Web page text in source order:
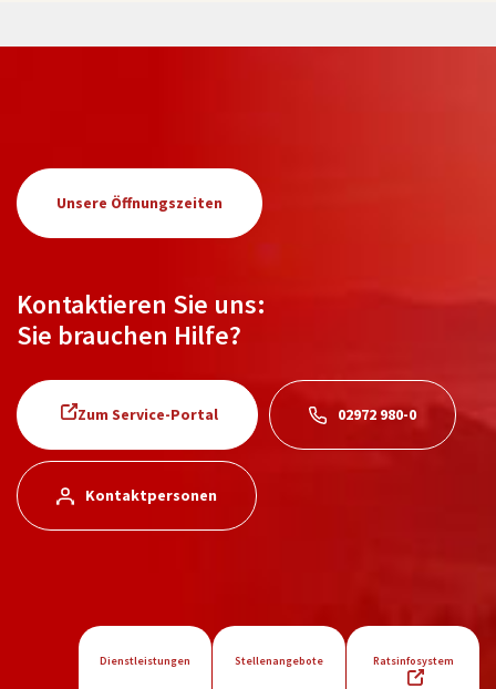
Unsere Öffnungszeiten
Kontaktieren Sie uns:
Sie brauchen Hilfe?
Zum Service-Portal 02972 980-0
Kontaktpersonen
Dienstleistungen Stellenangebote Ratsinfosystem